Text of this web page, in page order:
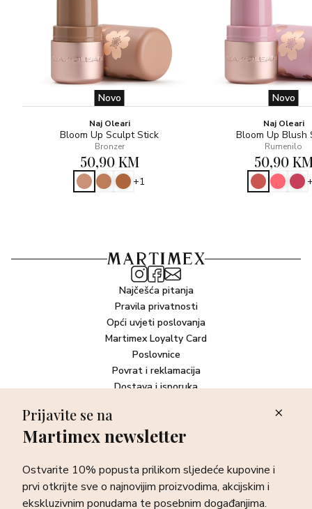
Novo
Naj Oleari
Bloom Up Sculpt Stick
Bronzer
50,90 KM
+1
Novo
Naj Oleari
Bloom Up Blush
Rumenilo
50,90
Najčešća pitanja
Pravila privatnosti
Opći uvjeti poslovanja
Martimex Loyalty Card
Poslovnice
Povrat i reklamacija
Dostava i isporuka
Newsletter
sve o najnovijim proizvodima, akcijskim i ekskluzivnim
ponudama te posebnim događanjima.
Prijava
Prijavite se na
Martimex newsletter
Ostvarite 10% popusta prilikom sljedeće kupovine i
prvi otkrijte sve o najnovijim proizvodima, akcijskim i
ekskluzivnim ponudama te posebnim događanjima.